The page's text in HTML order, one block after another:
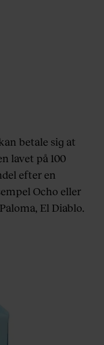
betale sig at
lavet på 100
efter en
Ocho eller
El Diablo.